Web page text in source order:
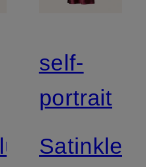
self-
portrait
Satinkleid